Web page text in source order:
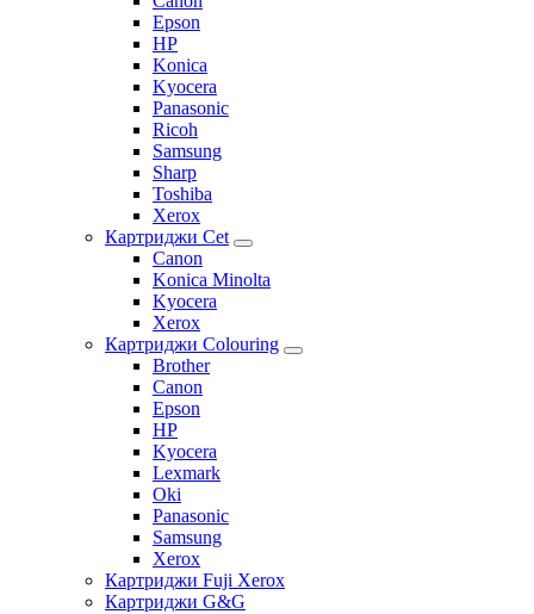
Epson
HP
Konica
Kyocera
Panasonic
Ricoh
Samsung
Sharp
Toshiba
Xerox
Картриджи Cet
Canon
Konica Minolta
Kyocera
Xerox
Картриджи Colouring
Brother
Canon
Epson
HP
Kyocera
Lexmark
Oki
Panasonic
Samsung
Xerox
Картриджи Fuji Xerox
Картриджи G&G